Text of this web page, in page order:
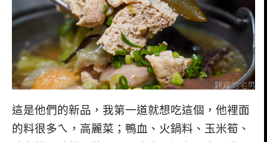
這是他們的新品，我第一道就想吃這個，他裡面
的料很多ㄟ，高麗菜；鴨血、火鍋料、玉米筍、